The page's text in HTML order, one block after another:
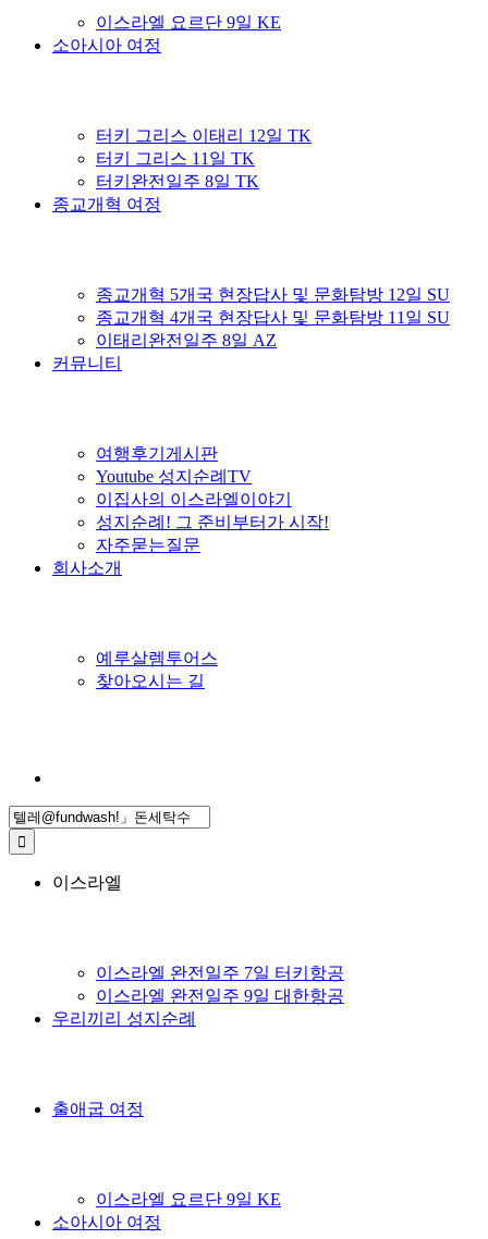
이스라엘 요르단 9일 KE
소아시아 여정
터키 그리스 이태리 12일 TK
터키 그리스 11일 TK
터키완전일주 8일 TK
종교개혁 여정
종교개혁 5개국 현장답사 및 문화탐방 12일 SU
종교개혁 4개국 현장답사 및 문화탐방 11일 SU
이태리완전일주 8일 AZ
커뮤니티
여행후기게시판
Youtube 성지순례TV
이집사의 이스라엘이야기
성지순례! 그 준비부터가 시작!
자주묻는질문
회사소개
예루살렘투어스
찾아오시는 길
Search
for:
이스라엘
이스라엘 완전일주 7일 터키항공
이스라엘 완전일주 9일 대한항공
우리끼리 성지순례
출애굽 여정
이스라엘 요르단 9일 KE
소아시아 여정